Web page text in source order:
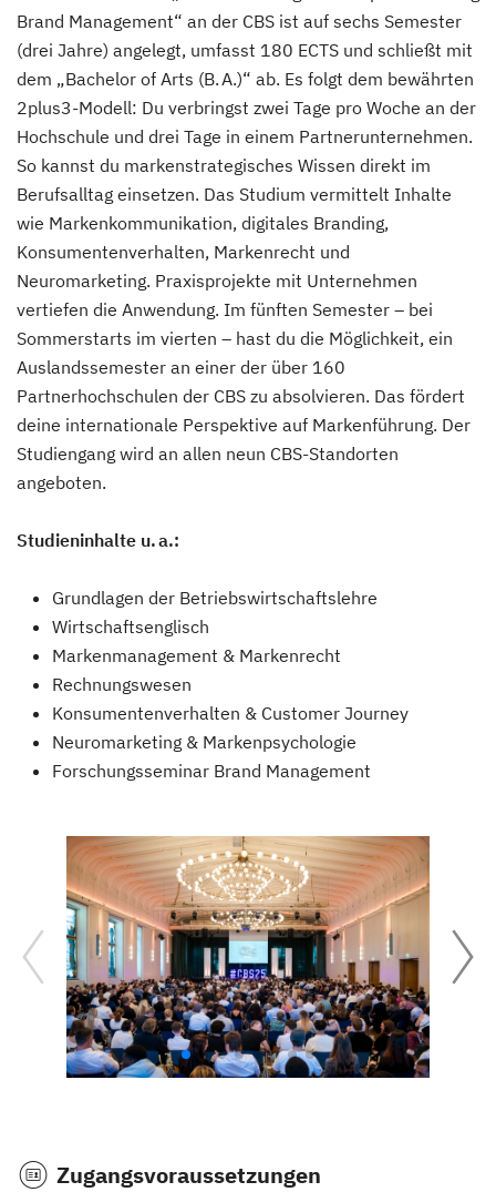
Brand Management“ an der CBS ist auf sechs Semester
(drei Jahre) angelegt, umfasst 180 ECTS und schließt mit
dem „Bachelor of Arts (B. A.)“ ab. Es folgt dem bewährten
2plus3-Modell: Du verbringst zwei Tage pro Woche an der
Hochschule und drei Tage in einem Partnerunternehmen.
So kannst du markenstrategisches Wissen direkt im
Berufsalltag einsetzen. Das Studium vermittelt Inhalte
wie Markenkommunikation, digitales Branding,
Konsumentenverhalten, Markenrecht und
Neuromarketing. Praxisprojekte mit Unternehmen
vertiefen die Anwendung. Im fünften Semester – bei
Sommerstarts im vierten – hast du die Möglichkeit, ein
Auslandssemester an einer der über 160
Partnerhochschulen der CBS zu absolvieren. Das fördert
deine internationale Perspektive auf Markenführung. Der
Studiengang wird an allen neun CBS-Standorten
angeboten.
Studieninhalte u. a.:
Grundlagen der Betriebswirtschaftslehre
Wirtschaftsenglisch
Markenmanagement & Markenrecht
Rechnungswesen
Konsumentenverhalten & Customer Journey
Neuromarketing & Markenpsychologie
Forschungsseminar Brand Management
Zugangsvoraussetzungen